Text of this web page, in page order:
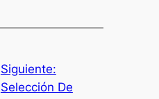
Siguiente:
Selección De